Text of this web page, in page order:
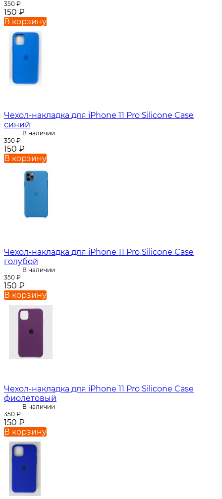
350 ₽
150 ₽
В корзину
Чехол-накладка для iPhone 11 Pro Silicone Case
синий
В наличии
350 ₽
150 ₽
В корзину
Чехол-накладка для iPhone 11 Pro Silicone Case
голубой
В наличии
350 ₽
150 ₽
В корзину
Чехол-накладка для iPhone 11 Pro Silicone Case
фиолетовый
В наличии
350 ₽
150 ₽
В корзину